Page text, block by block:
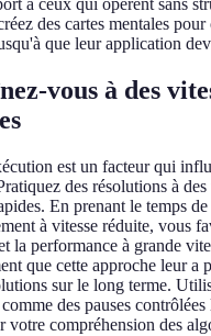
à ceux qui opèrent sans
des cartes mentales
que leur application
vous à des
est un facteur qui
des résolutions à des
En prenant le temps
à vitesse réduite, vous
la performance à grande
que cette approche leur a
sur le long terme.
des pauses
votre compréhension des